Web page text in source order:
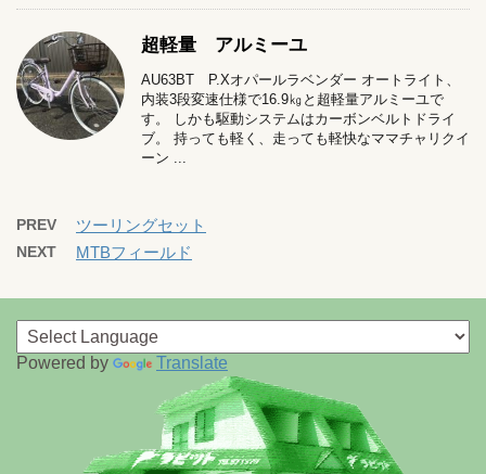
超軽量 アルミーユ
AU63BT P.Xオパールラベンダー オートライト、
内装3段変速仕様で16.9㎏と超軽量アルミーユで
す。 しかも駆動システムはカーボンベルトドライ
ブ。 持っても軽く、走っても軽快なママチャリクイ
ーン ...
PREV ツーリングセット
NEXT MTBフィールド
Powered by Translate